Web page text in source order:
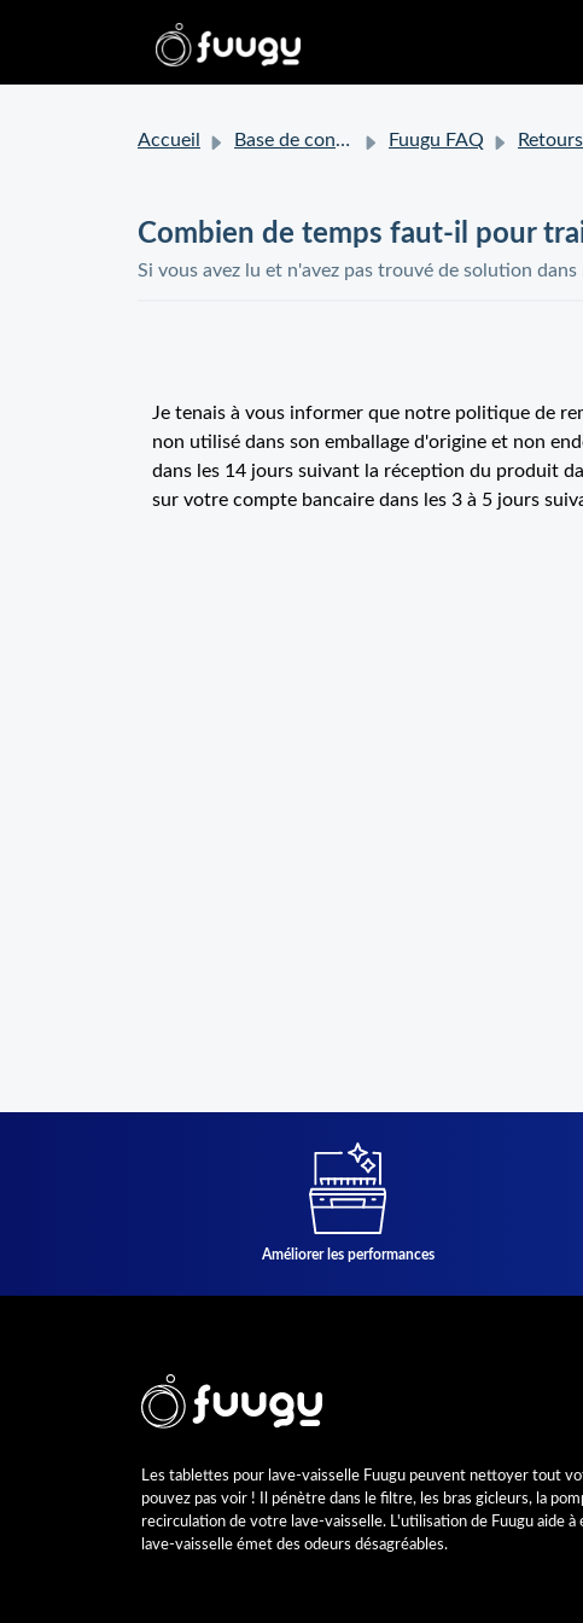
Accueil Base de connaissances Fuugu FAQ Retours Et
Combien de temps faut-il pour
Si vous avez lu et n'avez pas trouvé de solution
Je tenais à vous informer que notre politique de
non utilisé dans son emballage d'origine et non
dans les 14 jours suivant la réception du produit
sur votre compte bancaire dans les 3 à 5 jours
Améliorer les performances
Les tablettes pour lave-vaisselle Fuugu peuvent nettoyer tout
pouvez pas voir ! Il pénètre dans le filtre, les bras gicleurs, la
recirculation de votre lave-vaisselle. L'utilisation de Fuugu aide
lave-vaisselle émet des odeurs désagréables.